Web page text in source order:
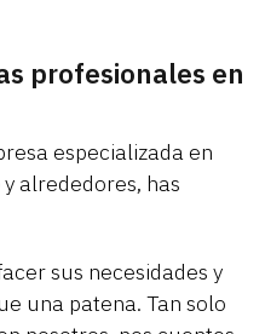
profesionales en
especializada en
y alrededores, has
sus necesidades y
una patena. Tan solo